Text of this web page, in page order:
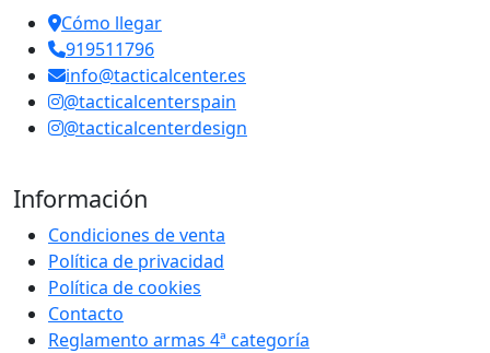
Cómo llegar
919511796
info@tacticalcenter.es
@tacticalcenterspain
@tacticalcenterdesign
Información
Condiciones de venta
Política de privacidad
Política de cookies
Contacto
Reglamento armas 4ª categoría